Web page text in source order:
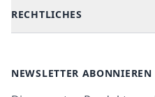
Kühlen & Gefrieren
Über uns
RECHTLICHES
Datenschutz
NEWSLETTER ABONNIEREN